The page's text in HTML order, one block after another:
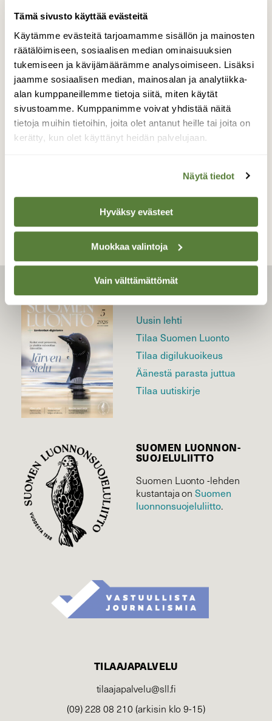
Tämä sivusto käyttää evästeitä
Käytämme evästeitä tarjoamamme sisällön ja mainosten
räätälöimiseen, sosiaalisen median ominaisuuksien
tukemiseen ja kävijämäärämme analysoimiseen. Lisäksi
jaamme sosiaalisen median, mainosalan ja analytiikka-
alan kumppaneillemme tietoja siitä, miten käytät
sivustoamme. Kumppanimme voivat yhdistää näitä
tietoja muihin tietoihin, joita olet antanut heille tai joita on
kerätty, kun olet käyttänyt heidän palvelujaan.
Näytä tiedot
Hyväksy evästeet
Muokkaa valintoja
Vain välttämättömät
Lintujen pesintä on alkanut.
Linnunsuon kosteikolla retkeillessämme
näimme pesivän lokin.
Valokuvaaja: Jaana Saarelainen, Linnunsuo,
Kontiolahti 19.5.2023
LEHTI
Uusin lehti
Tilaa Suomen Luonto
Tilaa digilukuoikeus
Äänestä parasta juttua
Tilaa uutiskirje
SUOMEN LUONNON­
SUOJELU­LIITTO
Suomen Luonto -lehden
kustantaja onSuomen
luonnonsuojelu­liitto.
TILAAJAPALVELU
tilaajapalvelu@sll.fi
(09) 228 08 210 (arkisin klo 9-15)